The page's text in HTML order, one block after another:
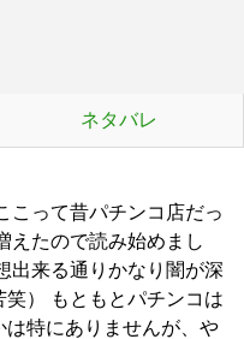
ネタバレ
こって昔パチンコ店だっ
えたので読み始めまし
出来る通りかなり闇が深
笑） もともとパチンコは
は特にありませんが、や